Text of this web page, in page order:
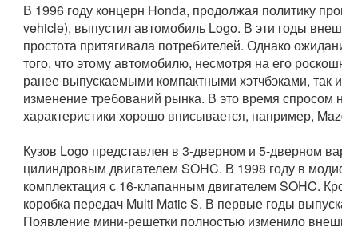
В 1996 году концерн Honda, продолжая политику
vehicle), выпустил автомобиль Logo. В эти годы
простота притягивала потребителей. Однако
того, что этому автомобилю, несмотря на его
ранее выпускаемыми компактными хэтчбэками, так
изменение требований рынка. В это время
характеристики хорошо вписывается, например,
Кузов Logo представлен в 3-дверном и 5-дверном
цилиндровым двигателем SOHC. В 1998 году в
комплектация с 16-клапанным двигателем SOHC.
коробка передач Multi Matic S. В первые годы
Появление мини-решетки полностью изменило